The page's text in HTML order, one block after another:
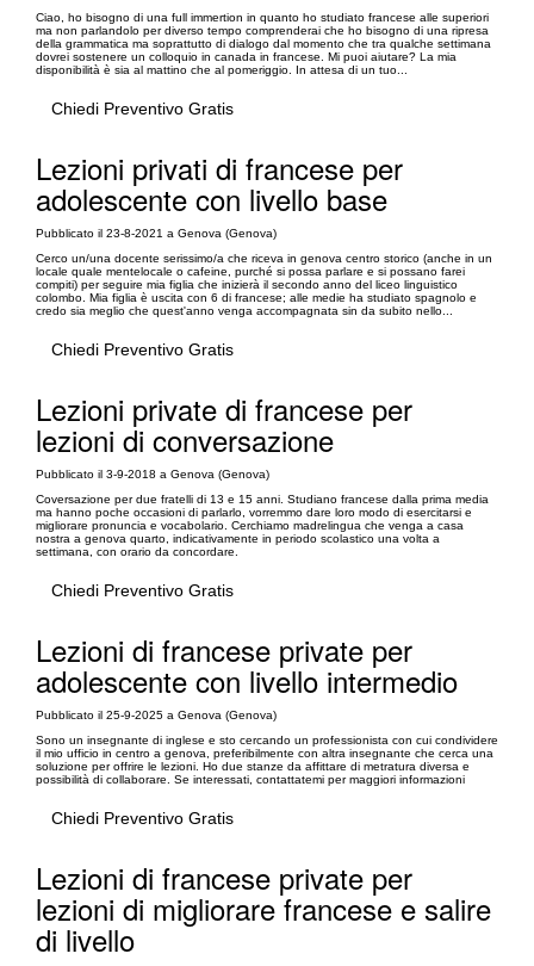
Ciao, ho bisogno di una full immertion in quanto ho studiato francese alle superiori
ma non parlandolo per diverso tempo comprenderai che ho bisogno di una ripresa
della grammatica ma soprattutto di dialogo dal momento che tra qualche settimana
dovrei sostenere un colloquio in canada in francese. Mi puoi aiutare? La mia
disponibilità è sia al mattino che al pomeriggio. In attesa di un tuo...
Chiedi Preventivo Gratis
Lezioni privati di francese per
adolescente con livello base
Pubblicato il 23-8-2021 a Genova (Genova)
Cerco un/una docente serissimo/a che riceva in genova centro storico (anche in un
locale quale mentelocale o cafeine, purché si possa parlare e si possano farei
compiti) per seguire mia figlia che inizierà il secondo anno del liceo linguistico
colombo. Mia figlia è uscita con 6 di francese; alle medie ha studiato spagnolo e
credo sia meglio che quest'anno venga accompagnata sin da subito nello...
Chiedi Preventivo Gratis
Lezioni private di francese per
lezioni di conversazione
Pubblicato il 3-9-2018 a Genova (Genova)
Coversazione per due fratelli di 13 e 15 anni. Studiano francese dalla prima media
ma hanno poche occasioni di parlarlo, vorremmo dare loro modo di esercitarsi e
migliorare pronuncia e vocabolario. Cerchiamo madrelingua che venga a casa
nostra a genova quarto, indicativamente in periodo scolastico una volta a
settimana, con orario da concordare.
Chiedi Preventivo Gratis
Lezioni di francese private per
adolescente con livello intermedio
Pubblicato il 25-9-2025 a Genova (Genova)
Sono un insegnante di inglese e sto cercando un professionista con cui condividere
il mio ufficio in centro a genova, preferibilmente con altra insegnante che cerca una
soluzione per offrire le lezioni. Ho due stanze da affittare di metratura diversa e
possibilità di collaborare. Se interessati, contattatemi per maggiori informazioni
Chiedi Preventivo Gratis
Lezioni di francese private per
lezioni di migliorare francese e salire
di livello